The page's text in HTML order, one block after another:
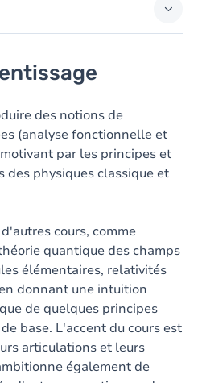
des notions de
(analyse fonctionnelle et
par les principes et
physiques classique et
cours, comme
quantique des champs
élémentaires, relativités
donnant une intuition
de quelques principes
base. L'accent du cours est
articulations et leurs
également de